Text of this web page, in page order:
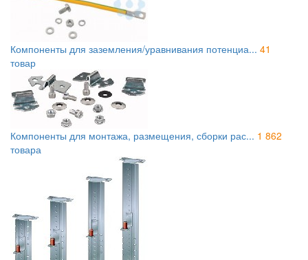
Компоненты для заземления/уравнивания потенциа... 41
товар
Компоненты для монтажа, размещения, сборки рас... 1 862
товара